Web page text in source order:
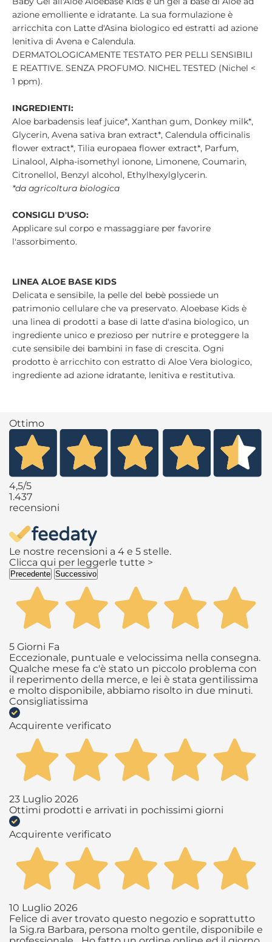
azione emolliente e idratante. La sua formulazione è
arricchita con Latte d'Asina biologico ed estratti ad azione
lenitiva di Avena e Calendula.
DERMATOLOGICAMENTE TESTATO PER PELLI SENSIBILI
E REATTIVE. SENZA PROFUMO. NICHEL TESTED (Nichel <
1 ppm).
INGREDIENTI:
Aloe barbadensis leaf juice*, Xanthan gum, Donkey milk*,
Glycerin, Avena sativa bran extract*, Calendula officinalis
flower extract*, Tilia europaea flower extract*, Parfum,
Linalool, Alpha-isomethyl ionone, Limonene, Coumarin,
Citronellol, Benzyl alcohol, Ethylhexylglycerin.
*da agricoltura biologica
CONSIGLI D'USO:
Applicare sul corpo e massaggiare per favorire
l'assorbimento.
LINEA ALOE BASE KIDS
Delicata e sensibile, la pelle del bebè possiede un
patrimonio cellulare che va preservato. Aloebase Kids è
una linea di prodotti a base di latte d'asina biologico, un
ingrediente unico e prezioso per nutrire e proteggere la
cute sensibile dei bambini in fase di crescita. Ogni
prodotto è arricchito con estratto di Aloe Vera biologico,
ingrediente ad azione idratante, lenitiva e restitutiva.
Ottimo
4,5/5
1.437
recensioni
Le nostre recensioni a 4 e 5 stelle.
Clicca qui per leggerle tutte >
Precedente Successivo
5 Giorni Fa
Eccezionale, puntuale e velocissima nella consegna.
Qualche mese fa c'è stato un piccolo problema con
il reperimento della merce, e lei è stata gentilissima
e molto disponibile, abbiamo risolto in due minuti.
Consigliatissima
Acquirente verificato
23 Luglio 2026
Ottimi prodotti e arrivati in pochissimi giorni
Acquirente verificato
10 Luglio 2026
Felice di aver trovato questo negozio e soprattutto
la Sig.ra Barbara, persona molto gentile, disponibile e